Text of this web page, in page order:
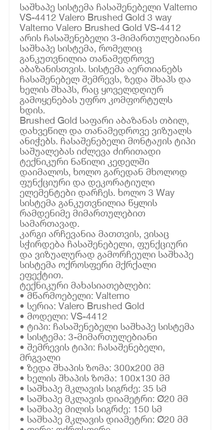
საშხაპე სისტემა ჩასაშენებელი Valtemo
VS-4412 Valero Brushed Gold 3 way
Valtemo Valero Brushed Gold VS-4412
არის ჩასაშენებელი 3-მიმართულებიანი
საშხაპე სისტემა, რომელიც
განკუთვნილია თანამედროვე
აბაზანისთვის. სისტემა აერთიანებს
ჩასაშენებელ შემრევს, ზედა შხაპს და
ხელის შხაპს, რაც ყოველდღიურ
გამოყენებას უფრო კომფორტულს
ხდის.
Brushed Gold საფარი აბაზანას თბილ,
დახვეწილ და თანამედროვე ვიზუალს
ანიჭებს. ჩასაშენებელი მონტაჟის ტიპი
საშუალებას იძლევა ძირითადი
ტექნიკური ნაწილი კედელში
დაიმალოს, ხოლო გარედან მხოლოდ
ფუნქციური და დეკორატიული
ელემენტები დარჩეს. ხოლო 3 Way
სისტემა განკუთვნილია წყლის
რამდენიმე მიმართულებით
სამართავად.
კარგი არჩევანია მათთვის, ვისაც
სჭირდება ჩასაშენებელი, ფუნქციური
და ვიზუალურად გამორჩეული საშხაპე
სისტემა ოქროსფერი მქრქალი
ეფექტით.
ტექნიკური მახასიათებლები:
• მწარმოებელი: Valtemo
• სერია: Valero Brushed Gold
• მოდელი: VS-4412
• ტიპი: ჩასაშენებელი საშხაპე სისტემა
• სისტემა: 3-მიმართულებიანი
• შემრევის ტიპი: ჩასაშენებელი,
მრგვალი
• ზედა შხაპის ზომა: 300x200 მმ
• ხელის შხაპის ზომა: 100x130 მმ
• საშხაპე მკლავის სიგრძე: 35 სმ
• საშხაპე მკლავის დიამეტრი: Ø20 მმ
• საშხაპე მილის სიგრძე: 150 სმ
• საშხაპე მკლავის დიამეტრი: Ø20 მმ